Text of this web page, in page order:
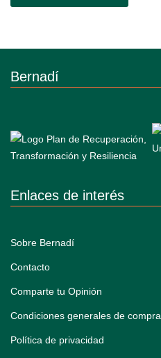
Bernadí
Enlaces de interés
Sobre Bernadí
Contacto
Comparte tu Opinión
Condiciones generales de compra
Política de privacidad